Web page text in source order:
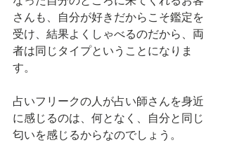
さんも、自分が好きだからこそ鑑定を
受け、結果よくしゃべるのだから、両
者は同じタイプということになりま
す。
占いフリークの人が占い師さんを身近
に感じるのは、何となく、自分と同じ
匂いを感じるからなのでしょう。